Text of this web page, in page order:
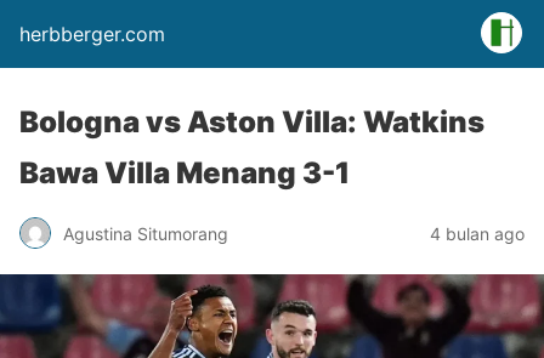
herbberger.com
Bologna vs Aston Villa: Watkins
Bawa Villa Menang 3-1
Agustina Situmorang 4 bulan ago